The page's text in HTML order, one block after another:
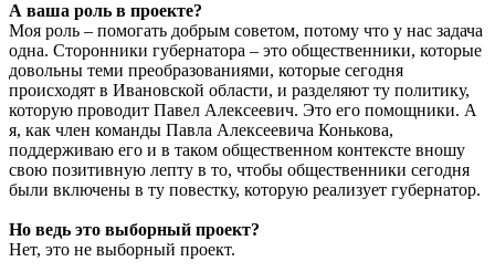
А ваша роль в проекте?
Моя роль – помогать добрым советом, потому что у нас задача
одна. Сторонники губернатора – это общественники, которые
довольны теми преобразованиями, которые сегодня
происходят в Ивановской области, и разделяют ту политику,
которую проводит Павел Алексеевич. Это его помощники. А
я, как член команды Павла Алексеевича Конькова,
поддерживаю его и в таком общественном контексте вношу
свою позитивную лепту в то, чтобы общественники сегодня
были включены в ту повестку, которую реализует губернатор.
Но ведь это выборный проект?
Нет, это не выборный проект.